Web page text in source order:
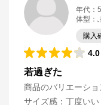
年代 ：
体型 ：
購入
4.0
若過ぎた
商品のバリエーショ
サイズ感 ： 丁度いい